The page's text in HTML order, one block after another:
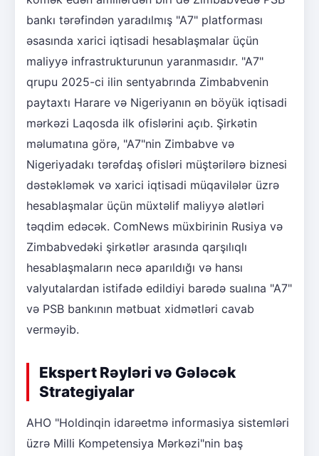
bankı tərəfindən yaradılmış "A7" platforması
əsasında xarici iqtisadi hesablaşmalar üçün
maliyyə infrastrukturunun yaranmasıdır. "A7"
qrupu 2025-ci ilin sentyabrında Zimbabvenin
paytaxtı Harare və Nigeriyanın ən böyük iqtisadi
mərkəzi Laqosda ilk ofislərini açıb. Şirkətin
məlumatına görə, "A7"nin Zimbabve və
Nigeriyadakı tərəfdaş ofisləri müştərilərə biznesi
dəstəkləmək və xarici iqtisadi müqavilələr üzrə
hesablaşmalar üçün müxtəlif maliyyə alətləri
təqdim edəcək. ComNews müxbirinin Rusiya və
Zimbabvedəki şirkətlər arasında qarşılıqlı
hesablaşmaların necə aparıldığı və hansı
valyutalardan istifadə edildiyi barədə sualına "A7"
və PSB bankının mətbuat xidmətləri cavab
verməyib.
Ekspert Rəyləri və Gələcək
Strategiyalar
AHO "Holdinqin idarəetmə informasiya sistemləri
üzrə Milli Kompetensiya Mərkəzi"nin baş